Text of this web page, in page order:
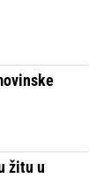
žitu u